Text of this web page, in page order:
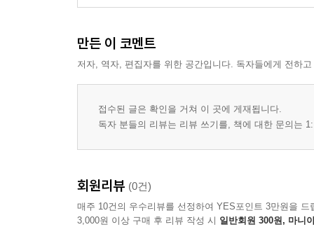
만든 이 코멘트
저자, 역자, 편집자를 위한 공간입니다. 독자들에게 전하
접수된 글은 확인을 거쳐 이 곳에 게재됩니다.
독자 분들의 리뷰는 리뷰 쓰기를, 책에 대한 문의는
회원리뷰 (0건)
매주 10건의 우수리뷰를 선정하여 YES포인트 3만원을 드
3,000원 이상 구매 후 리뷰 작성 시 일반회원 300원, 마니